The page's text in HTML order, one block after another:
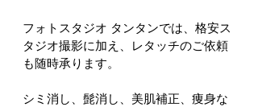
フォトスタジオ タンタンでは、格安ス
タジオ撮影に加え、レタッチのご依頼
も随時承ります。
シミ消し、髭消し、美肌補正、痩身な